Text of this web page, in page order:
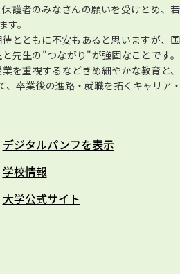
護者のみなさんの願いを受けとめ、
。
とともに不安もあると思いますが、
先生の"つながり"が強固なことです
を重視するなどきめ細やかな教育と
、卒業後の進路・就職を拓くキャリア
デジタルパンフを表示
学校情報
大学公式サイト